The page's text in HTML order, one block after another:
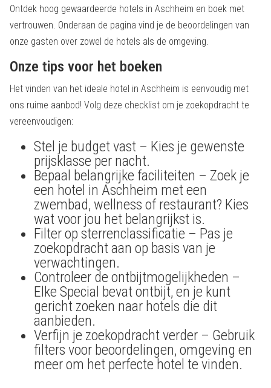
Ontdek hoog gewaardeerde hotels in Aschheim en boek met
vertrouwen. Onderaan de pagina vind je de beoordelingen van
onze gasten over zowel de hotels als de omgeving.
Onze tips voor het boeken
Het vinden van het ideale hotel in Aschheim is eenvoudig met
ons ruime aanbod! Volg deze checklist om je zoekopdracht te
vereenvoudigen:
Stel je budget vast – Kies je gewenste
prijsklasse per nacht.
Bepaal belangrijke faciliteiten – Zoek je
een hotel in Aschheim met een
zwembad, wellness of restaurant? Kies
wat voor jou het belangrijkst is.
Filter op sterrenclassificatie – Pas je
zoekopdracht aan op basis van je
verwachtingen.
Controleer de ontbijtmogelijkheden –
Elke Special bevat ontbijt, en je kunt
gericht zoeken naar hotels die dit
aanbieden.
Verfijn je zoekopdracht verder – Gebruik
filters voor beoordelingen, omgeving en
meer om het perfecte hotel te vinden.